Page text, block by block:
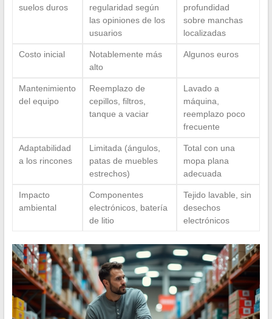
suelos duros
regularidad según
las opiniones de los
usuarios
profundidad
sobre manchas
localizadas
Costo inicial
Notablemente más
alto
Algunos euros
Mantenimiento
del equipo
Reemplazo de
cepillos, filtros,
tanque a vaciar
Lavado a
máquina,
reemplazo poco
frecuente
Adaptabilidad
a los rincones
Limitada (ángulos,
patas de muebles
estrechos)
Total con una
mopa plana
adecuada
Impacto
ambiental
Componentes
electrónicos, batería
de litio
Tejido lavable, sin
desechos
electrónicos